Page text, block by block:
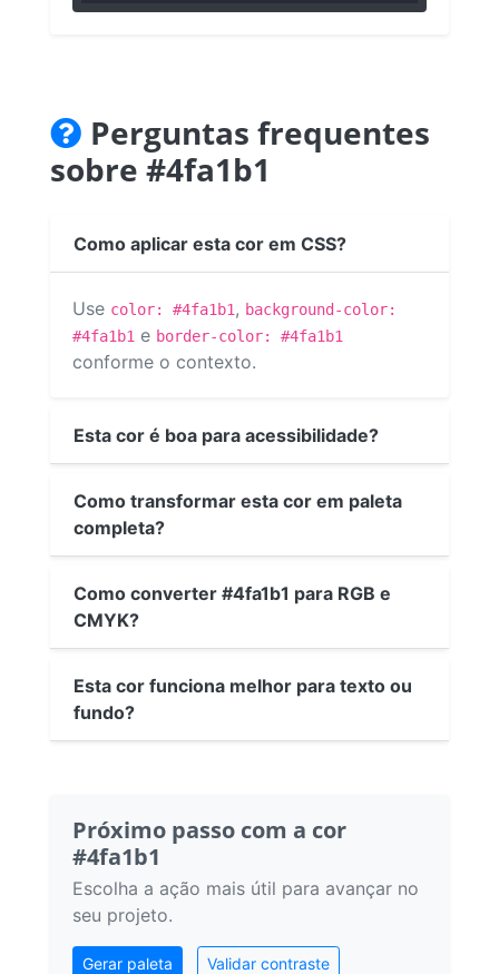
Perguntas frequentes
sobre #4fa1b1
Como aplicar esta cor em CSS?
Use color: #4fa1b1, background-color:
#4fa1b1 e border-color: #4fa1b1
conforme o contexto.
Esta cor é boa para acessibilidade?
Como transformar esta cor em paleta
completa?
Como converter #4fa1b1 para RGB e
CMYK?
Esta cor funciona melhor para texto ou
fundo?
Próximo passo com a cor
#4fa1b1
Escolha a ação mais útil para avançar no
seu projeto.
Gerar paleta
Validar contraste